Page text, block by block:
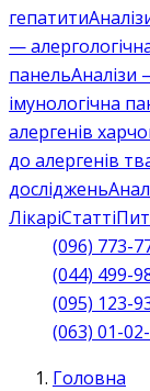
гепатити
—
панельАналізи
імунологічна
алергенів
до алергенів
досліджень
ЛікаріСтатті
(096) 773-
(044) 499-
(095) 123-
(063) 01-
Головна